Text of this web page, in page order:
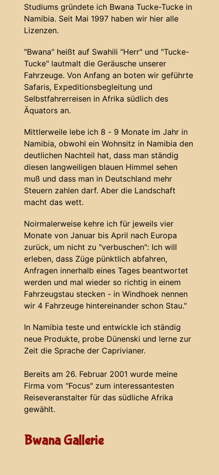
Studiums gründete ich Bwana Tucke-Tucke in
Namibia. Seit Mai 1997 haben wir hier alle
Lizenzen.
"Bwana" heißt auf Swahili "Herr" und "Tucke-
Tucke" lautmalt die Geräusche unserer
Fahrzeuge. Von Anfang an boten wir geführte
Safaris, Expeditionsbegleitung und
Selbstfahrerreisen in Afrika südlich des
Äquators an.
Mittlerweile lebe ich 8 - 9 Monate im Jahr in
Namibia, obwohl ein Wohnsitz in Namibia den
deutlichen Nachteil hat, dass man ständig
diesen langweiligen blauen Himmel sehen
muß und dass man in Deutschland mehr
Steuern zahlen darf. Aber die Landschaft
macht das wett.
Noirmalerweise kehre ich für jeweils vier
Monate von Januar bis April nach Europa
zurück, um nicht zu "verbuschen": Ich will
erleben, dass Züge pünktlich abfahren,
Anfragen innerhalb eines Tages beantwortet
werden und mal wieder so richtig in einem
Fahrzeugstau stecken - in Windhoek nennen
wir 4 Fahrzeuge hintereinander schon Stau."
In Namibia teste und entwickle ich ständig
neue Produkte, probe Dünenski und lerne zur
Zeit die Sprache der Caprivianer.
Bereits am 26. Februar 2001 wurde meine
Firma vom "Focus" zum interessantesten
Reiseveranstalter für das südliche Afrika
gewählt.
Bwana Gallerie